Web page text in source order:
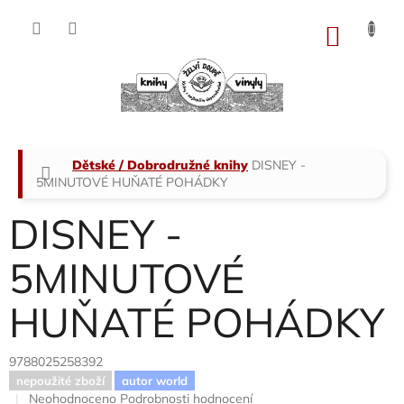
Domů
Dětské / Dobrodružné knihy DISNEY -
5MINUTOVÉ HUŇATÉ POHÁDKY
DISNEY -
5MINUTOVÉ
HUŇATÉ POHÁDKY
9788025258392
nepoužité zboží autor world
Průměrné
Neohodnoceno Podrobnosti hodnocení